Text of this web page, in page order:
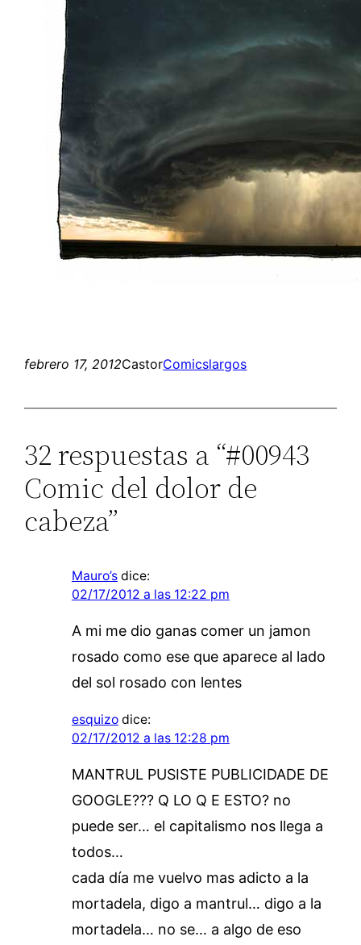
febrero 17, 2012CastorComicslargos
32 respuestas a “#00943
Comic del dolor de
cabeza”
Mauro’s dice:
02/17/2012 a las 12:22 pm
A mi me dio ganas comer un jamon
rosado como ese que aparece al lado
del sol rosado con lentes
esquizo dice:
02/17/2012 a las 12:28 pm
MANTRUL PUSISTE PUBLICIDADE DE
GOOGLE??? Q LO Q E ESTO? no
puede ser… el capitalismo nos llega a
todos…
cada día me vuelvo mas adicto a la
mortadela, digo a mantrul… digo a la
mortadela… no se… a algo de eso